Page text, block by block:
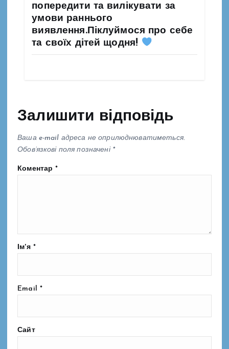
попередити та вилікувати за
умови раннього
виявлення.Піклуймося про себе
та своїх дітей щодня!
Залишити відповідь
Ваша e-mail адреса не оприлюднюватиметься.
Обов’язкові поля позначені *
Коментар*
Ім'я *
Email *
Сайт